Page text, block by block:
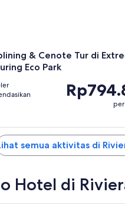
& Cenote Tur di
Eco Park
semua aktivitas di
Hotel di
Beachfront Hotel &